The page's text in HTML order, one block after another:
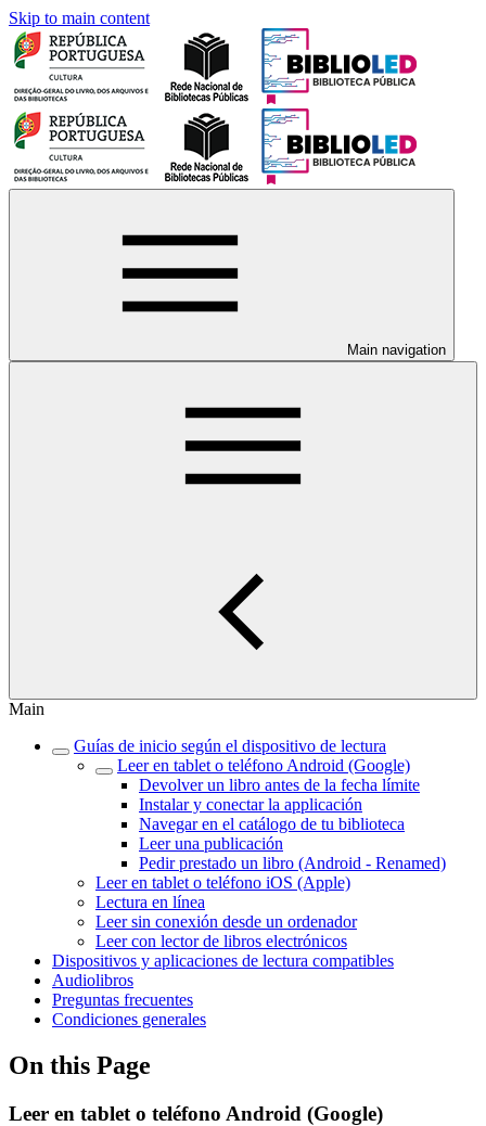
Skip to main content
Main navigation
Main
Guías de inicio según el dispositivo de lectura
Leer en tablet o teléfono Android (Google)
Devolver un libro antes de la fecha límite
Instalar y conectar la applicación
Navegar en el catálogo de tu biblioteca
Leer una publicación
Pedir prestado un libro (Android - Renamed)
Leer en tablet o teléfono iOS (Apple)
Lectura en línea
Leer sin conexión desde un ordenador
Leer con lector de libros electrónicos
Dispositivos y aplicaciones de lectura compatibles
Audiolibros
Preguntas frecuentes
Condiciones generales
On this Page
Leer en tablet o teléfono Android (Google)